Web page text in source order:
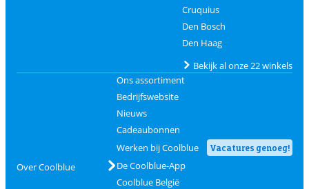
Cruquius
Den Bosch
Den Haag
Bekijk al onze 22 winkels
Over Coolblue
Ons assortiment
Bedrijfswebsite
Nieuws
Cadeaubonnen
Werken bij Coolblue
Vacatures genoeg!
De Coolblue-App
Coolblue België